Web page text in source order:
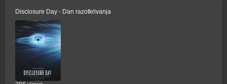
Disclosure Day - Dan razotkrivanja